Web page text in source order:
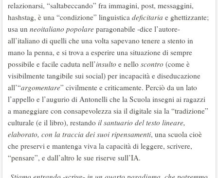
relazionarsi, “saltabeccando” fra immagini, post, messaggini,
hashstag, è una “condizione” linguistica deficitaria e ghettizzante;
usa un neoitaliano popolare paragonabile -dice l’autore-
all’italiano di quelli che una volta sapevano tenere a stento in
mano la penna, e si trova a esperire una situazione di sempre
possibile e facile caduta nell’insulto e nello scontro (come è
visibilmente tangibile sui social) per incapacità e diseducazione
all’“argomentare” civilmente e criticamente. Perciò da un lato
l’appello e l’augurio di Antonelli che la Scuola insegni ai ragazzi
a maneggiare con consapevolezza sia il digitale sia la “tradizione”
culturale (e il libro), restando il santuario del testo lineare,
elaborato, con la traccia dei suoi ripensamenti, una scuola cioè
che preservi e mantenga viva la capacità di leggere, scrivere,
“pensare”, e dall’altro le sue riserve sull’IA.